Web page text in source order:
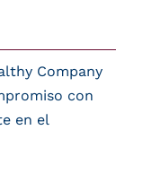
Company
con
en el